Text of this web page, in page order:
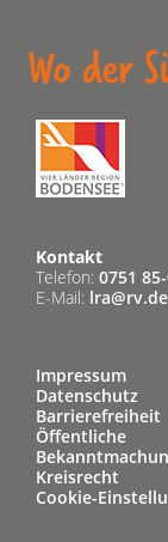
Kontakt
Telefon: 0751
E-Mail: lra@rv.de
Impressum
Datenschutz
Barrierefreiheit
Öffentliche
Kreisrecht
Cookie-